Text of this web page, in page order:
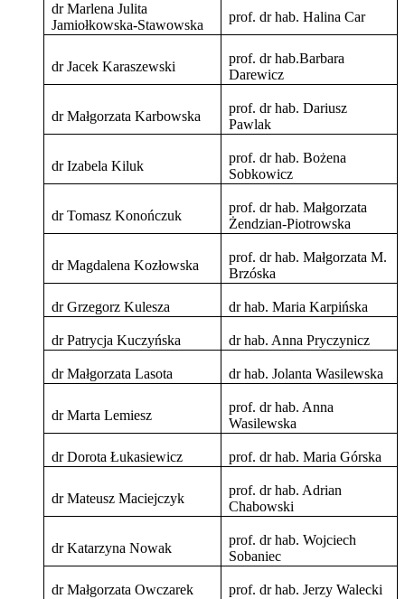
dr Marlena Julita
Jamiołkowska-Stawowska
prof. dr hab. Halina Car
dr Jacek Karaszewski
prof. dr hab.Barbara
Darewicz
dr Małgorzata Karbowska
prof. dr hab. Dariusz
Pawlak
dr Izabela Kiluk
prof. dr hab. Bożena
Sobkowicz
dr Tomasz Konończuk
prof. dr hab. Małgorzata
Żendzian-Piotrowska
dr Magdalena Kozłowska
prof. dr hab. Małgorzata M.
Brzóska
dr Grzegorz Kulesza dr hab. Maria Karpińska
dr Patrycja Kuczyńska dr hab. Anna Pryczynicz
dr Małgorzata Lasota dr hab. Jolanta Wasilewska
dr Marta Lemiesz
prof. dr hab. Anna
Wasilewska
dr Dorota Łukasiewicz prof. dr hab. Maria Górska
dr Mateusz Maciejczyk
prof. dr hab. Adrian
Chabowski
dr Katarzyna Nowak
prof. dr hab. Wojciech
Sobaniec
dr Małgorzata Owczarek prof. dr hab. Jerzy Walecki